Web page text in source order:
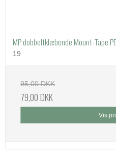
MP dobbeltklæbende Mount-Tape
19
95,00 DKK
79,00 DKK
Vis